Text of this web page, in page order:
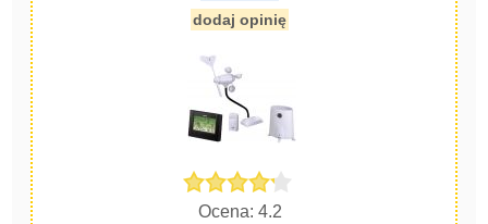
dodaj opinię
Ocena: 4.2